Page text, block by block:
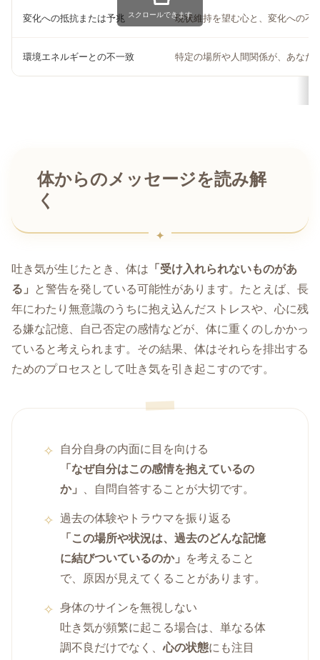
変化への抵抗または予兆 現状維持を望む心と、変化への不
環境エネルギーとの不一致 特定の場所や人間関係が、あなた
スクロールできます
体からのメッセージを読み解
く
吐き気が生じたとき、体は 「受け入れられないものがあ
る」
と警告を発している可能性があります。たとえば、長
年にわたり無意識のうちに抱え込んだストレスや、心に残
る嫌な記憶、自己否定の感情などが、体に重くのしかかっ
ていると考えられます。その結果、体はそれらを排出する
ためのプロセスとして吐き気を引き起こすのです。
自分自身の内面に目を向ける
「なぜ自分はこの感情を抱えているの
か」
、自問自答することが大切です。
過去の体験やトラウマを振り返る
「この場所や状況は、過去のどんな記憶
に結びついているのか」
を考えること
で、原因が見えてくることがあります。
身体のサインを無視しない
吐き気が頻繁に起こる場合は、単なる体
調不良だけでなく、心の状態にも注目